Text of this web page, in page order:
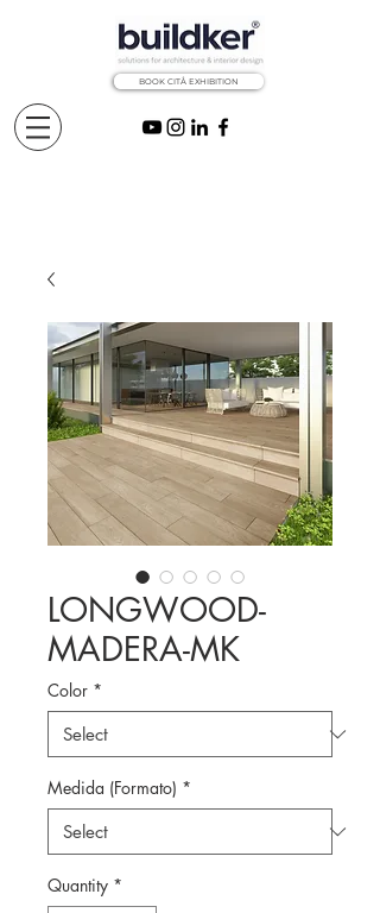
BOOK CITÅ EXHIBITION
LONGWOOD-
MADERA-MK
Color *
Medida (Formato) *
Quantity *